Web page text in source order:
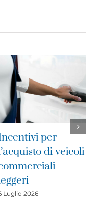
Pubblicato il
bando Valore
Artigiano 2026
1 Luglio 2026